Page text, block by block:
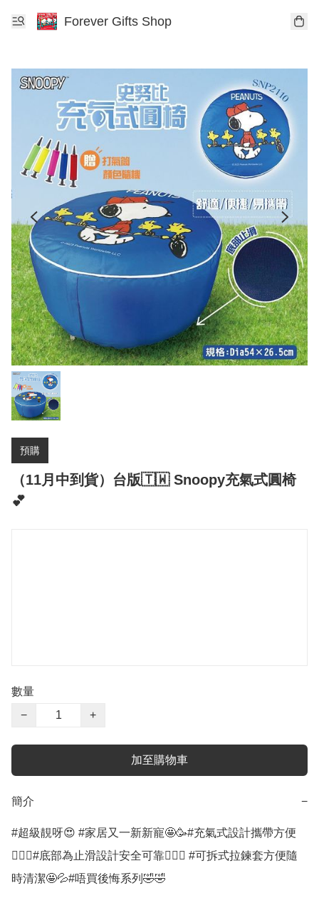
Forever Gifts Shop
預購
（11月中到貨）台版🇹🇼 Snoopy充氣式圓椅
💕
數量
−
+
加至購物車
簡介 −
#超級靚呀😍 #家居又一新新寵🤩🥳#充氣式設計攜帶方便
👍🏻🉐#底部為止滑設計安全可靠👍🏻💯 #可拆式拉鍊套方便隨
時清潔🤩💦#唔買後悔系列🤣🤣